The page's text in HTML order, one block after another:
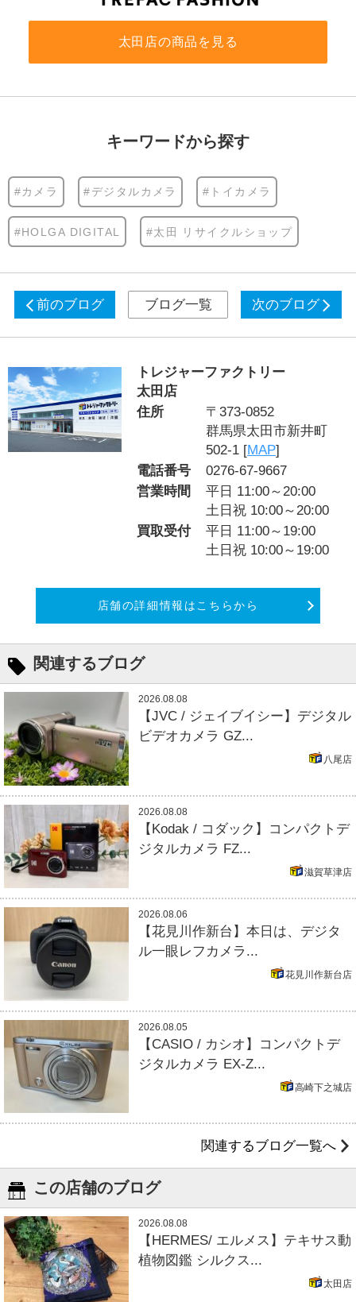
太田店の商品を見る
キーワードから探す
#カメラ #デジタルカメラ #トイカメラ
#HOLGA DIGITAL #太田 リサイクルショップ
前のブログ ブログ一覧 次のブログ
トレジャーファクトリー
太田店
住所
〒373-0852
群馬県太田市新井町
502-1 [MAP]
電話番号
0276-67-9667
営業時間
平日 11:00～20:00
土日祝 10:00～20:00
買取受付
平日 11:00～19:00
土日祝 10:00～19:00
店舗の詳細情報はこちらから
関連するブログ
2026.08.08
【JVC / ジェイブイシー】デジタル
ビデオカメラ GZ...
八尾店
2026.08.08
【Kodak / コダック】コンパクトデ
ジタルカメラ FZ...
滋賀草津店
2026.08.06
【花見川作新台】本日は、デジタ
ル一眼レフカメラ...
花見川作新台店
2026.08.05
【CASIO / カシオ】コンパクトデ
ジタルカメラ EX-Z...
高崎下之城店
関連するブログ一覧へ
この店舗のブログ
2026.08.08
【HERMES/ エルメス】テキサス動
植物図鑑 シルクス...
太田店